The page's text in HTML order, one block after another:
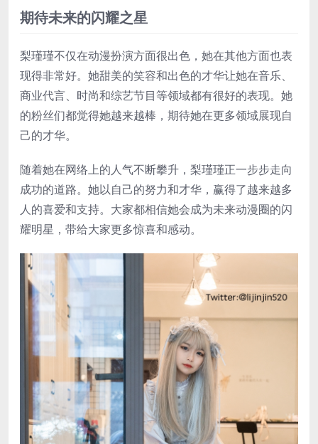
期待未来的闪耀之星
梨瑾瑾不仅在动漫扮演方面很出色，她在其他方面也表
现得非常好。她甜美的笑容和出色的才华让她在音乐、
商业代言、时尚和综艺节目等领域都有很好的表现。她
的粉丝们都觉得她越来越棒，期待她在更多领域展现自
己的才华。
随着她在网络上的人气不断攀升，梨瑾瑾正一步步走向
成功的道路。她以自己的努力和才华，赢得了越来越多
人的喜爱和支持。大家都相信她会成为未来动漫圈的闪
耀明星，带给大家更多惊喜和感动。